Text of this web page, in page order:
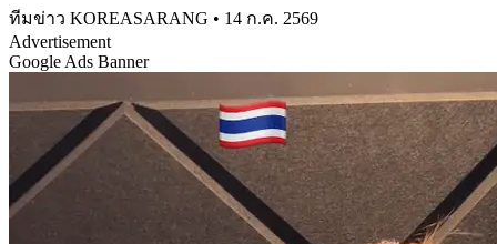
ทีมข่าว KOREASARANG • 14 ก.ค. 2569
Advertisement
Google Ads Banner